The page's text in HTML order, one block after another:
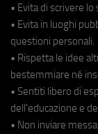
• Evita di scrivere
• Evita in luoghi
questioni personali.
• Rispetta le idee
bestemmiare né
• Sentiti libero di
dell'educazione e
• Non inviare